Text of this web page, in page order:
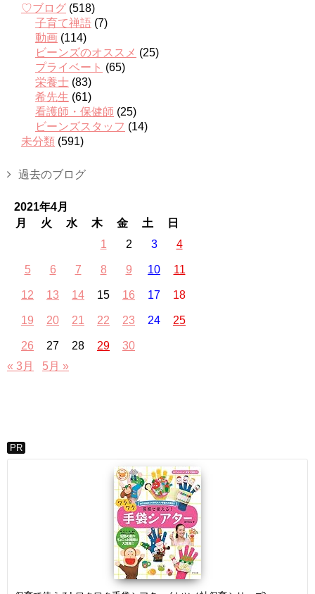
♡ブログ (518)
子育て禅語 (7)
動画 (114)
ビーンズのオススメ (25)
プライベート (65)
栄養士 (83)
希先生 (61)
看護師・保健師 (25)
ビーンズスタッフ (14)
未分類 (591)
過去のブログ
2021年4月
月
火 水 木 金 土
日
1
2 3 4
5 6 7 8 9 10 11
12 13 14 15 16 17 18
19 20 21 22 23 24 25
26 27 28 29
30
« 3月
5月 »
PR